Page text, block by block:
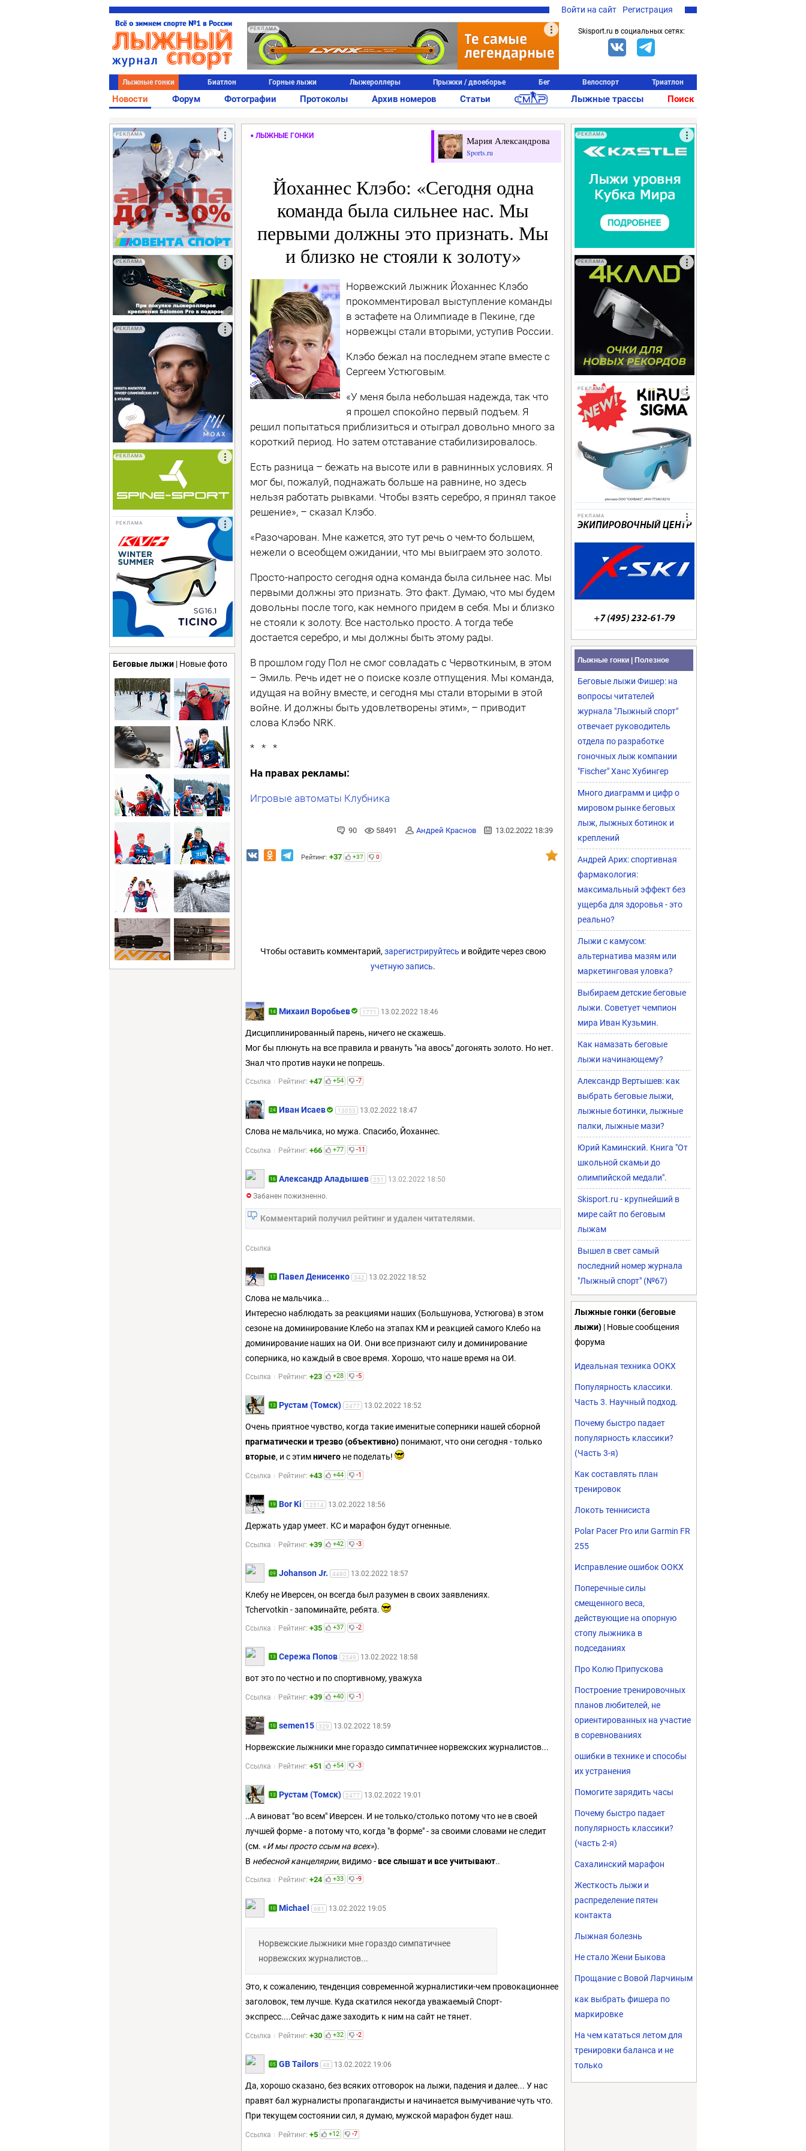
Войти на сайт Регистрация
РЕКЛАМА Skisport.ru в социальных сетях:
Лыжные гонки Биатлон Горные лыжи Лыжероллеры Прыжки / двоеборье Бег Велоспорт Триатлон
Новости Форум Фотографии Протоколы Архив номеров Статьи Лыжные трассы Поиск
РЕКЛАМА
РЕКЛАМА
РЕКЛАМА
РЕКЛАМА
РЕКЛАМА
Беговые лыжи | Новые фото
ЛЫЖНЫЕ ГОНКИ Мария Александрова
Sports.ru
Йоханнес Клэбо: «Сегодня одна
команда была сильнее нас. Мы
первыми должны это признать. Мы
и близко не стояли к золоту»
Норвежский лыжник Йоханнес Клэбо
прокомментировал выступление команды
в эстафете на Олимпиаде в Пекине, где
норвежцы стали вторыми, уступив России.
Клэбо бежал на последнем этапе вместе с
Сергеем Устюговым.
«У меня была небольшая надежда, так что
я прошел спокойно первый подъем. Я
решил попытаться приблизиться и отыграл довольно много за
короткий период. Но затем отставание стабилизировалось.
Есть разница – бежать на высоте или в равнинных условиях. Я
мог бы, пожалуй, поднажать больше на равнине, но здесь
нельзя работать рывками. Чтобы взять серебро, я принял такое
решение», – сказал Клэбо.
«Разочарован. Мне кажется, это тут речь о чем-то большем,
нежели о всеобщем ожидании, что мы выиграем это золото.
Просто-напросто сегодня одна команда была сильнее нас. Мы
первыми должны это признать. Это факт. Думаю, что мы будем
довольны после того, как немного придем в себя. Мы и близко
не стояли к золоту. Все настолько просто. А тогда тебе
достается серебро, и мы должны быть этому рады.
В прошлом году Пол не смог совладать с Червоткиным, в этом
– Эмиль. Речь идет не о поиске козле отпущения. Мы команда,
идущая на войну вместе, и сегодня мы стали вторыми в этой
войне. И должны быть удовлетворены этим», – приводит
слова Клэбо NRK.
* * *
На правах рекламы:
Игровые автоматы Клубника
90 58491 Андрей Краснов 13.02.2022 18:39
Рейтинг: +37 +37 0
Чтобы оставить комментарий, зарегистрируйтесь и войдите через свою
учетную запись.
14 Mихаил Воробьев 1771 13.02.2022 18:46
Дисциплинированный парень, ничего не скажешь.
Мог бы плюнуть на все правила и рвануть "на авось" догонять золото. Но нет.
Знал что против науки не попрешь.
Ссылка Рейтинг: +47 +54 -7
24 Иван Исаев 13053 13.02.2022 18:47
Слова не мальчика, но мужа. Спасибо, Йоханнес.
Ссылка Рейтинг: +66 +77 -11
16 Александр Аладышев 251
13.02.2022 18:50
Забанен пожизненно.
Комментарий получил рейтинг и удален читателями.
Ссылка
17 Павел Денисенко 342 13.02.2022 18:52
Слова не мальчика...
Интересно наблюдать за реакциями наших (Большунова, Устюгова) в этом
сезоне на доминирование Клебо на этапах КМ и реакцией самого Клебо на
доминирование наших на ОИ. Они все признают силу и доминирование
соперника, но каждый в свое время. Хорошо, что наше время на ОИ.
Ссылка Рейтинг: +23 +28 -5
13 Рустам (Томск) 2477 13.02.2022 18:52
Очень приятное чувство, когда такие именитые соперники нашей сборной
прагматически и трезво (объективно) понимают, что они сегодня - только
вторые, и с этимничего не поделать!
Ссылка Рейтинг: +43 +44 -1
19 Bor Ki 12514 13.02.2022 18:56
Держать удар умеет. КС и марафон будут огненные.
Ссылка Рейтинг: +39 +42 -3
09 Johanson Jr. 4480 13.02.2022 18:57
Клебу не Иверсен, он всегда был разумен в своих заявлениях.
Tchervotkin - запоминайте, ребята.
Ссылка Рейтинг: +35 +37 -2
13 Сережа Попов 2549 13.02.2022 18:58
вот это по честно и по спортивному, уважуха
Ссылка Рейтинг: +39 +40 -1
10 semen15 329 13.02.2022 18:59
Норвежские лыжники мне гораздо симпатичнее норвежских журналистов...
Ссылка Рейтинг: +51 +54 -3
13 Рустам (Томск) 2477 13.02.2022 19:01
..А виноват "во всем" Иверсен. И не только/столько потому что не в своей
лучшей форме - а потому что, когда "в форме" - за своими словами не следит
(см. «И мы просто ссым на всех»).
В небесной канцелярии, видимо -все слышат и все учитывают..
Ссылка Рейтинг: +24 +33 -9
10 Michael 681 13.02.2022 19:05
Норвежские лыжники мне гораздо симпатичнее
норвежских журналистов...
Это, к сожалению, тенденция современной журналистики-чем провокационнее
заголовок, тем лучше. Куда скатился некогда уважаемый Спорт-
экспресс....Сейчас даже заходить к ним на сайт не тянет.
Ссылка Рейтинг: +30 +32 -2
05 GB Tailors 48 13.02.2022 19:06
Да, хорошо сказано, без всяких отговорок на лыжи, падения и далее... У нас
правят бал журналисты пропагандисты и начинается вымучивание чуть что.
При текущем состоянии сил, я думаю, мужской марафон будет наш.
Ссылка Рейтинг: +5 +12 -7
РЕКЛАМА
РЕКЛАМА
РЕКЛАМА
РЕКЛАМА
Лыжные гонки | Полезное
Беговые лыжи Фишер: на
вопросы читателей
журнала "Лыжный спорт"
отвечает руководитель
отдела по разработке
гоночных лыж компании
"Fischer" Ханс Хубингер
Много диаграмм и цифр о
мировом рынке беговых
лыж, лыжных ботинок и
креплений
Андрей Арих: спортивная
фармакология:
максимальный эффект без
ущерба для здоровья - это
реально?
Лыжи с камусом:
альтернатива мазям или
маркетинговая уловка?
Выбираем детские беговые
лыжи. Советует чемпион
мира Иван Кузьмин.
Как намазать беговые
лыжи начинающему?
Александр Вертышев: как
выбрать беговые лыжи,
лыжные ботинки, лыжные
палки, лыжные мази?
Юрий Каминский. Книга "От
школьной скамьи до
олимпийской медали".
Skisport.ru - крупнейший в
мире сайт по беговым
лыжам
Вышел в свет самый
последний номер журнала
"Лыжный спорт" (№67)
Лыжные гонки (беговые
лыжи) | Новые сообщения
форума
Идеальная техника ООКХ
Популярность классики.
Часть 3. Научный подход.
Почему быстро падает
популярность классики?
(Часть 3-я)
Как составлять план
тренировок
Локоть теннисиста
Polar Pacer Pro или Garmin FR
255
Исправление ошибок ООКХ
Поперечные силы
смещенного веса,
действующие на опорную
стопу лыжника в
подседаниях
Про Колю Припускова
Построение тренировочных
планов любителей, не
ориентированных на участие
в соревнованиях
ошибки в технике и способы
их устранения
Помогите зарядить часы
Почему быстро падает
популярность классики?
(часть 2-я)
Сахалинский марафон
Жесткость лыжи и
распределение пятен
контакта
Лыжная болезнь
Не стало Жени Быкова
Прощание с Вовой Ларчиным
как выбрать фишера по
маркировке
На чем кататься летом для
тренировки баланса и не
только